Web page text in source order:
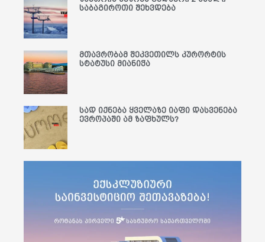
საბაგიროთი შეხვდება
მთავრობამ შეკვეთილს კურორტის
სტატუსი მიანიჭა
სად იქნება ყველაზე იაფი დასვენება
ევროპაში ამ ზაფხულს?